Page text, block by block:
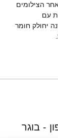
הצילומים
עם
יחולק חומר
- בוגר